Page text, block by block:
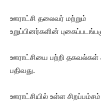
ஊராட்சி தலைவர் மற்றும்
உறுப்பினர்களின்
ஊராட்சியை பற்றி
பதிவது.
ஊராட்சியில் உள்ள